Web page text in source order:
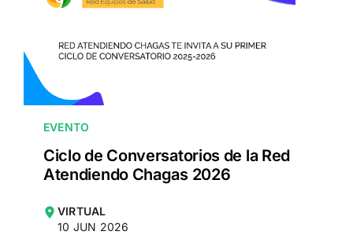
EVENTO
Ciclo de Conversatorios de la Red
Atendiendo Chagas 2026
VIRTUAL
10 JUN 2026